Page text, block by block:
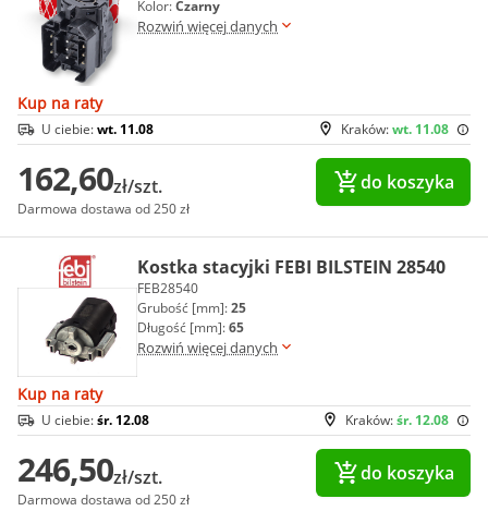
Kolor:Czarny
Rozwiń więcej danych
Kup na raty
Kraków:wt. 11.08
U ciebie:wt. 11.08
162,60zł/szt.
Darmowa dostawa od 250 zł
do koszyka
Kostka stacyjki FEBI BILSTEIN 28540
FEB28540
Grubość [mm]:25
Długość [mm]:65
Rozwiń więcej danych
Kup na raty
Kraków:śr. 12.08
U ciebie:śr. 12.08
246,50zł/szt.
Darmowa dostawa od 250 zł
do koszyka